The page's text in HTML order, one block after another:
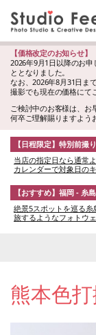
【価格改定のお知らせ】
2026年9月1日以降のお
ととなりました。
なお、2026年8月31日ま
撮影でも現在の価格にて
ご検討中のお客様は、お
何卒ご理解賜りますよう
【日程限定】特別前撮
当店の指定日なら通常
カレンダーで対象日の
【おすすめ】福岡 - 糸
絶景5スポットを巡る
旅するようなフォトウ
熊本色